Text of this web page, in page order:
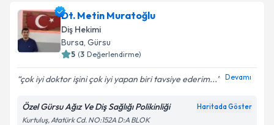
Dt. Metin Muratoğlu
Diş Hekimi
Bursa, Gürsu
5 (3 Değerlendirme)
çok iyi doktor işini çok iyi yapan biri tavsiye ederim... Devamı
Özel Gürsu Ağız Ve Diş Sağlığı Polikinliği Haritada Göster
Kurtuluş, Atatürk Cd. NO:152A D:A BLOK